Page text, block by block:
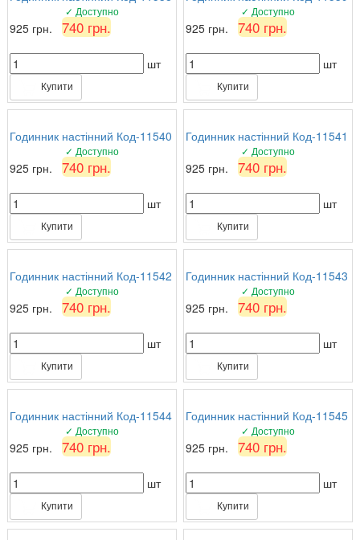
✓ Доступно
925 грн. 740 грн.
шт
Купити
✓ Доступно
925 грн. 740 грн.
шт
Купити
Годинник настінний Код-11540
✓ Доступно
925 грн. 740 грн.
шт
Купити
Годинник настінний Код-11541
✓ Доступно
925 грн. 740 грн.
шт
Купити
Годинник настінний Код-11542
✓ Доступно
925 грн. 740 грн.
шт
Купити
Годинник настінний Код-11543
✓ Доступно
925 грн. 740 грн.
шт
Купити
Годинник настінний Код-11544
✓ Доступно
925 грн. 740 грн.
шт
Купити
Годинник настінний Код-11545
✓ Доступно
925 грн. 740 грн.
шт
Купити